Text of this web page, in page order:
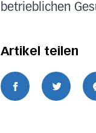
betrieblichen
Artikel teilen